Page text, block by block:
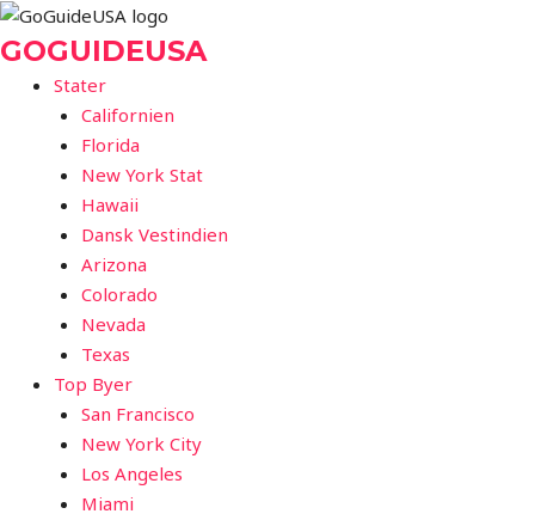
Gå
til
GOGUIDEUSA
Stater
Californien
Florida
New York Stat
Hawaii
Dansk Vestindien
Arizona
Colorado
Nevada
Texas
Top Byer
San Francisco
New York City
Los Angeles
Miami